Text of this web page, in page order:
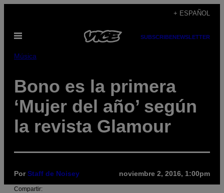
contenido
+ ESPAÑOL
Abrir
SUBSCRIBENEWSLETTER
Música
Bono es la primera
‘Mujer del año’ según
la revista Glamour
PorStaff de Noisey noviembre 2, 2016, 1:00pm
Compartir: